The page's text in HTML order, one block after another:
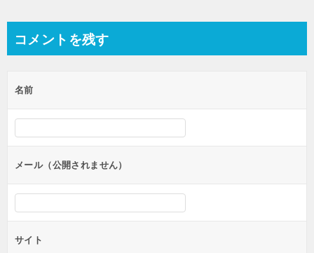
ビ
ー
シ
ョ
ン
コメントを残す
名前
メール（公開されません）
サイト